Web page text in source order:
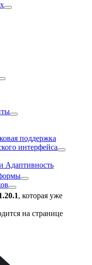
поддержка
интерфейса
Адаптивность
, которая уже
на странице